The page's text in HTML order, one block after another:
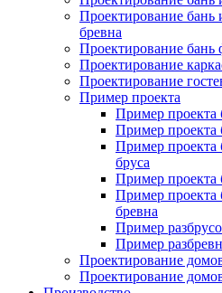
Проектирование бань
бревна
Проектирование бань
Проектирование
Проектирование
Пример проекта
Пример проекта
Пример проекта
Пример проекта
бруса
Пример проекта
Пример проекта
бревна
Пример
Пример
Проектирование
Проектирование